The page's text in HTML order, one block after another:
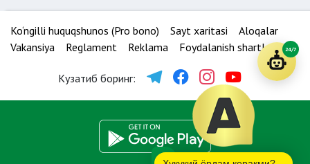
Ko‘ngilli huquqshunos (Pro bono) Sayt xaritasi
Aloqalar
Vakansiya
Reglament Reklama Foydalanish shartlari
Кузатиб боринг:
24/7